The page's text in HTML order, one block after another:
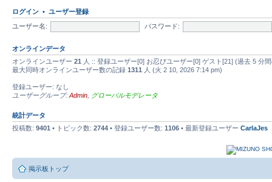
ログイン • ユーザー登録
ユーザー名: パスワード:
オンラインデータ
オンラインユーザー 21 人 :: 登録ユーザー[0] お忍びユーザー[0] ゲスト[21] (過去 5 分
最大同時オンラインユーザー数の記録 1311 人 (火 2 10, 2026 7:14 pm)
登録ユーザー: なし
ユーザーグループ: Admin グローバルモデレータ
統計データ
投稿数: 9401 • トピック数: 2744 • 登録ユーザー数: 1106 • 最新登録ユーザー CarlaJes
掲示板トップ